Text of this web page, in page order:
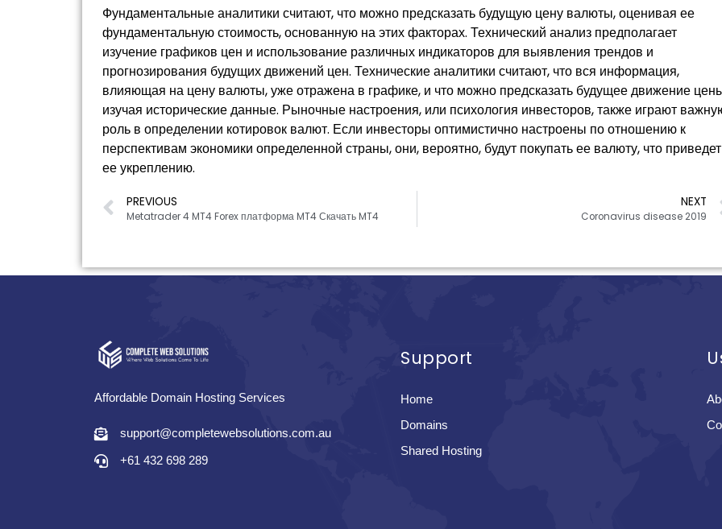
Фундаментальные аналитики считают, что можно предсказать будущую цену валюты, оценивая ее
фундаментальную стоимость, основанную на этих факторах. Технический анализ предполагает
изучение графиков цен и использование различных индикаторов для выявления трендов и
прогнозирования будущих движений цен. Технические аналитики считают, что вся информация,
влияющая на цену валюты, уже отражена в графике, и что можно предсказать будущее движение
изучая исторические данные. Рыночные настроения, или психология инвесторов, также играют
роль в определении котировок валют. Если инвесторы оптимистично настроены по отношению к
перспективам экономики определенной страны, они, вероятно, будут покупать ее валюту, что
ее укреплению.
PREVIOUS
Metatrader 4 MT4 Forex платформа MT4 Скачать MT4
NEXT
Coronavirus disease 2019
Affordable Domain Hosting Services
support@completewebsolutions.com.au
+61 432 698 289
Support
Home
Domains
Shared Hosting